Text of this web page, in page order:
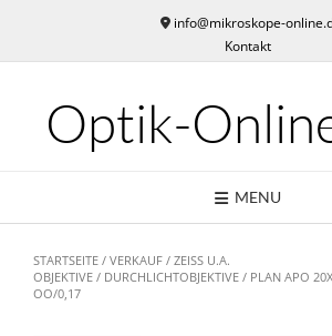
content
info@mikroskope-
Kontakt
Optik-
MENU
STARTSEITE / VERKAUF / ZEISS U.A.
OBJEKTIVE / DURCHLICHTOBJEKTIVE / PLAN APO
OO/0,17